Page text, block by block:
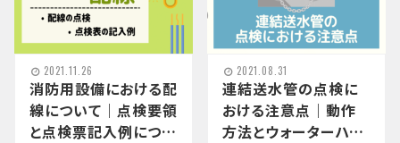
2021.11.26
消防用設備における配
線について｜点検要領
と点検票記入例につい
2021.08.31
連結送水管の点検に
おける注意点｜動作
方法とウォーターハン